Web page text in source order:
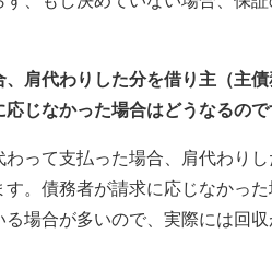
肩代わりした分を借り主（主
じなかった場合はどうなるので
って支払った場合、肩代わり
。債務者が請求に応じなかっ
場合が多いので、実際には回